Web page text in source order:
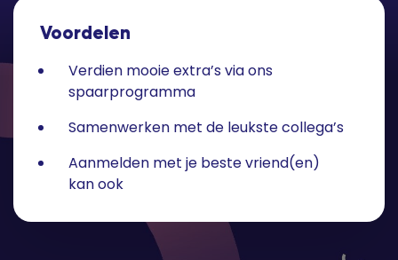
Voordelen
Verdien mooie extra’s via ons
spaarprogramma
Samenwerken met de leukste collega’s
Aanmelden met je beste vriend(en)
kan ook